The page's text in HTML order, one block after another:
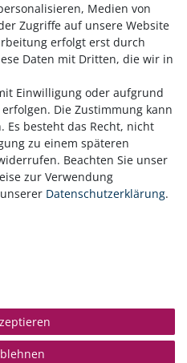
variieren. Bitte fragen Sie
Medien von
Zugriffe auf unsere Website
erfolgt erst durch
Daten mit Dritten, die wir in
Einwilligung oder aufgrund
Die Zustimmung kann
besteht das Recht, nicht
zu einem späteren
Beachten Sie unser
zur Verwendung
Daten­schutz­erklärung.